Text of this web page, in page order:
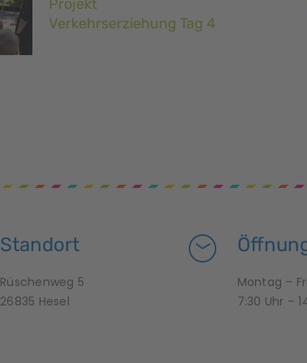
Projekt
Verkehrserziehung Tag 4
Standort
Rüschenweg 5
26835 Hesel
Montag –
7:30 Uhr –